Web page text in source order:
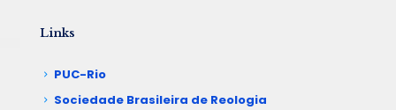
Links
PUC-Rio
Sociedade Brasileira de Reologia